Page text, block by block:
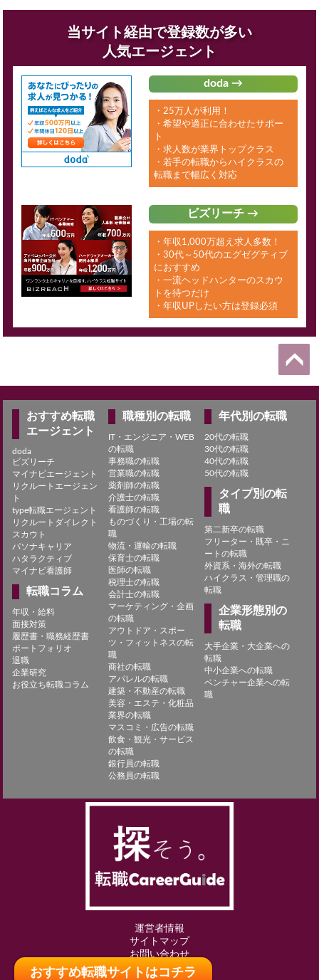
当サイト経由で登録数が多い
人気エージェント
doda →
・25万人が利用！
・希望や適正に合わせたサポー
ト
・求人数が業界トップクラス
・若手の転職からハイクラスの
転職まで幅広く対応
ビズリーチ →
・年収1,000万超え求人多数！
・30代～50代のエグゼグティブ
におすすめ
・一流ヘッドハンターのスカウ
トを待つだけ
・年収UPしたい方は登録必須
おすすめ転職サイトはコチラ
おすすめ転職
エージェント
doda
ビズリーチ
マイナビエージェント
リクルートエージェン
ト
type転職エージェント
リクルートダイレクト
スカウト
パソナキャリア
ハタラクティブ
マイナビ看護師
転職コラム
年収・給料
面接対策
履歴書・職務経歴書
ポートフォリオ
退職
企業研究
お役立ち転職コラム
職種別の転職
IT・エンジニア・WEB
の転職
事務職の転職
営業職の転職
薬剤師の転職
介護士の転職
看護師の転職
ものづくり・工場の転
職
物流・運輸の転職
保育士の転職
医師の転職
税理士の転職
会計士の転職
マーケティング・企画
の転職
アウトドア・スポー
ツ・フィットネスの転
職
商社の転職
アパレルの転職
建築・不動産の転職
美容・エステ・化粧品
業界の転職
マスコミ・広告の転職
飲食・観光・サービス
の転職
銀行員の転職
公務員の転職
年代別の転職
20代の転職
30代の転職
40代の転職
50代の転職
タイプ別の転
職
第二新卒の転職
フリーター・既卒・ニ
ートの転職
外資系・海外の転職
ハイクラス・管理職の
転職
企業形態別の
転職
大手企業・大企業への
転職
中小企業への転職
ベンチャー企業への転
職
運営者情報
サイトマップ
お問い合わせ